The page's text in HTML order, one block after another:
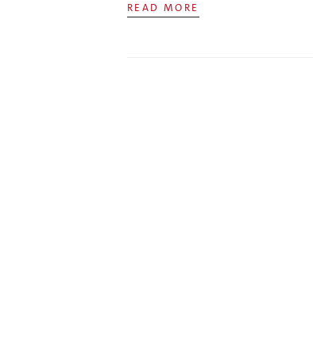
READ MORE